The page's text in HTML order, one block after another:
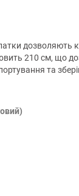
210 см, що
та